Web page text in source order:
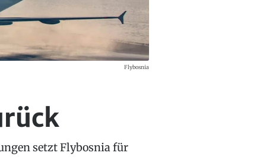
Flybosnia
setzt Flybosnia für